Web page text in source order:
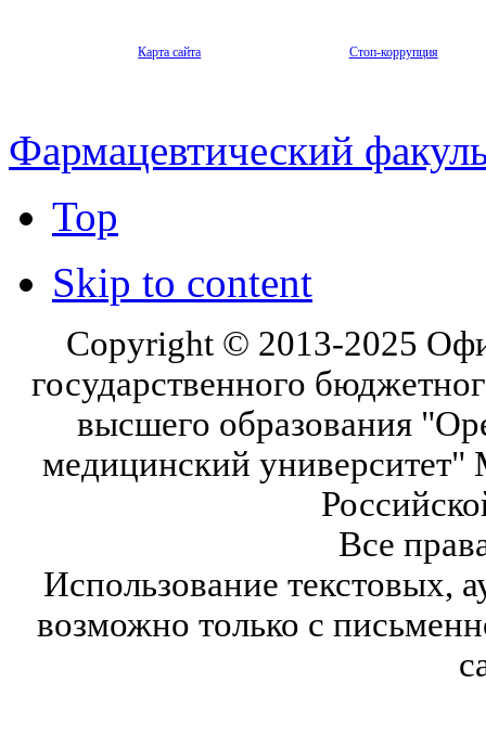
Карта сайта Стоп-коррупция
Фармацевтический
Top
Skip to content
Copyright © 2013-2025
государственного
высшего образования
медицинский университет"
Все
Использование текстовых,
возможно только с